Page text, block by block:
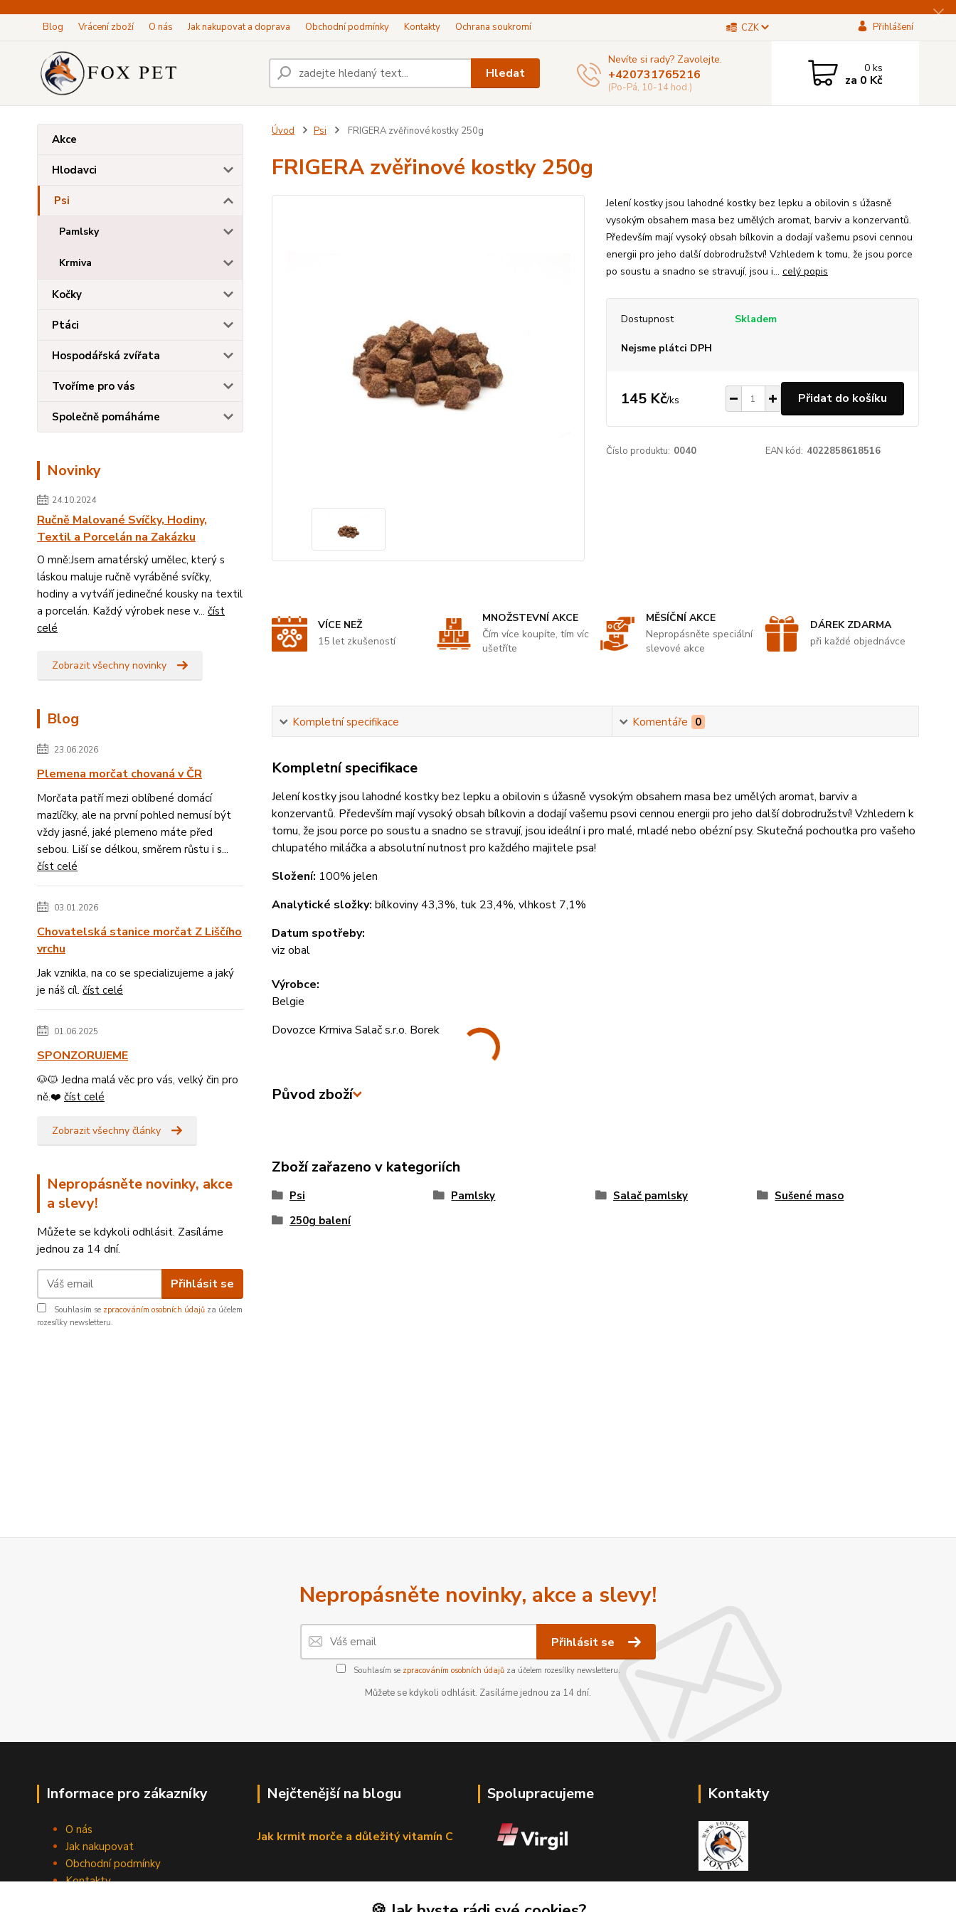
Blog Vrácení zboží O nás Jak nakupovat a doprava Obchodní podmínky Kontakty Ochrana soukromí CZK Přihlášení
Hledat
Nevíte si rady? Zavolejte.
+420731765216
(Po-Pá, 10-14 hod.)
0ks
za 0 Kč
Akce
Hlodavci
Psi
Pamlsky
Krmiva
Kočky
Ptáci
Hospodářská zvířata
Tvoříme pro vás
Společně pomáháme
Novinky
24.10.2024
Ručně Malované Svíčky, Hodiny,
Textil a Porcelán na Zakázku
O mně:Jsem amatérský umělec, který s
láskou maluje ručně vyráběné svíčky,
hodiny a vytváří jedinečné kousky na textil
a porcelán. Každý výrobek nese v... číst
celé
Zobrazit všechny novinky
Blog
23.06.2026
Plemena morčat chovaná v ČR
Morčata patří mezi oblíbené domácí
mazlíčky, ale na první pohled nemusí být
vždy jasné, jaké plemeno máte před
sebou. Liší se délkou, směrem růstu i s...
číst celé
03.01.2026
Chovatelská stanice morčat Z Liščího
vrchu
Jak vznikla, na co se specializujeme a jaký
je náš cíl. číst celé
01.06.2025
SPONZORUJEME
🐶🐱 Jedna malá věc pro vás, velký čin pro
ně.❤️ číst celé
Zobrazit všechny články
Nepropásněte novinky, akce
a slevy!
Můžete se kdykoli odhlásit. Zasíláme
jednou za 14 dní.
Přihlásit se
Souhlasím se zpracováním osobních údajů za účelem
rozesílky newsletteru.
Úvod Psi FRIGERA zvěřinové kostky 250g
FRIGERA zvěřinové kostky 250g
Jelení kostky jsou lahodné kostky bez lepku a obilovin s úžasně
vysokým obsahem masa bez umělých aromat, barviv a konzervantů.
Především mají vysoký obsah bílkovin a dodají vašemu psovi cennou
energii pro jeho další dobrodružství! Vzhledem k tomu, že jsou porce
po soustu a snadno se stravují, jsou i... celý popis
Dostupnost Skladem
Nejsme plátci DPH
145 Kč/ks Přidat do košíku
Číslo produktu: 0040 EAN kód: 4022858618516
VÍCE NEŽ
15 let zkušeností
MNOŽSTEVNÍ AKCE
Čím více koupíte, tím víc
ušetříte
MĚSÍČNÍ AKCE
Nepropásněte speciální
slevové akce
DÁREK ZDARMA
při každé objednávce
Kompletní specifikace Komentáře 0
Kompletní specifikace
Jelení kostky jsou lahodné kostky bez lepku a obilovin s úžasně vysokým obsahem masa bez umělých aromat, barviv a
konzervantů. Především mají vysoký obsah bílkovin a dodají vašemu psovi cennou energii pro jeho další dobrodružství! Vzhledem k
tomu, že jsou porce po soustu a snadno se stravují, jsou ideální i pro malé, mladé nebo obézní psy. Skutečná pochoutka pro vašeho
chlupatého miláčka a absolutní nutnost pro každého majitele psa!
Složení: 100% jelen
Analytické složky: bílkoviny 43,3%, tuk 23,4%, vlhkost 7,1%
Datum spotřeby:
viz obal
Výrobce:
Belgie
Dovozce Krmiva Salač s.r.o. Borek
Původ zboží
Zboží zařazeno v kategoriích
Psi Pamlsky Salač pamlsky
Sušené maso
250g balení
Nepropásněte novinky, akce a slevy!
Přihlásit se
Souhlasím se zpracováním osobních údajůza účelem rozesílky newsletteru.
Můžete se kdykoli odhlásit. Zasíláme jednou za 14 dní.
Informace pro zákazníky
O nás
Jak nakupovat
Obchodní podmínky
Kontakty
Nejčtenější na blogu
Jak krmit morče a důležitý vitamín C
Spolupracujeme Kontakty